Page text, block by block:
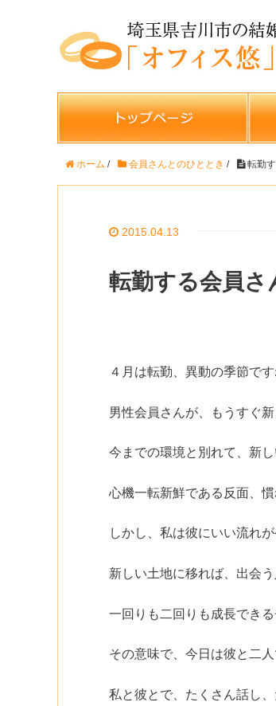
ホーム / 会員さんとのひととき / 転勤す
2015.04.13
転勤する会員さ
４月は転勤、異動の季節です
男性会員さんが、もうすぐ
今までの環境と別れて、新
心機一転新鮮である反面、
しかし、私は彼にいい流れ
新しい土地に移れば、出会
一回りも二回りも成長でき
その意味で、今日は彼と二
私と彼とで、たくさん話し